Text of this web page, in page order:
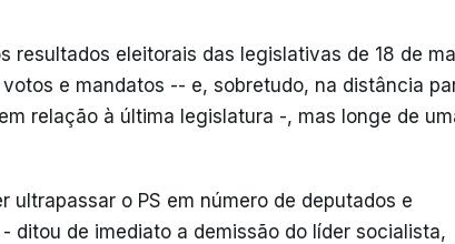
resultados eleitorais das legislativas de 18 de
e mandatos -- e, sobretudo, na distância
relação à última legislatura -, mas longe de
ultrapassar o PS em número de deputados e
ditou de imediato a demissão do líder socialista,